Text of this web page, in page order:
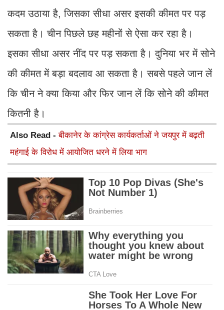
कदम उठाया है, जिसका सीधा असर इसकी कीमत पर पड़
सकता है। चीन पिछले छह महीनों से ऐसा कर रहा है।
इसका सीधा असर नींद पर पड़ सकता है। दुनिया भर में सोने
की कीमत में बड़ा बदलाव आ सकता है। सबसे पहले जान लें
कि चीन ने क्या किया और फिर जान लें कि सोने की कीमत
कितनी है।
Also Read -बीकानेर के कांग्रेस कार्यकर्ताओं ने जयपुर में बढ़ती
महंगाई के विरोध में आयोजित धरने में लिया भाग